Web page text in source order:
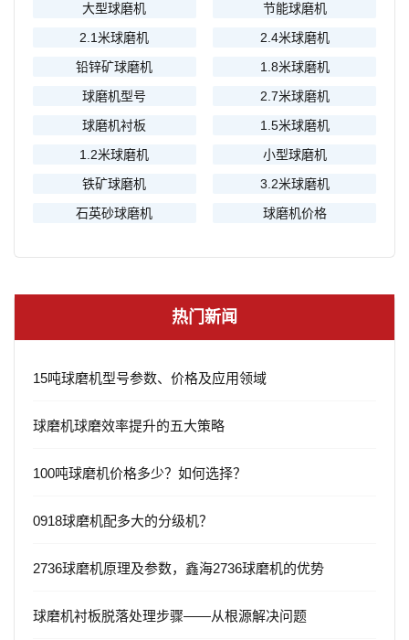
大型球磨机
节能球磨机
2.1米球磨机
2.4米球磨机
铅锌矿球磨机
1.8米球磨机
球磨机型号
2.7米球磨机
球磨机衬板
1.5米球磨机
1.2米球磨机
小型球磨机
铁矿球磨机
3.2米球磨机
石英砂球磨机
球磨机价格
热门新闻
15吨球磨机型号参数、价格及应用领域
球磨机球磨效率提升的五大策略
100吨球磨机价格多少？如何选择？
0918球磨机配多大的分级机？
2736球磨机原理及参数，鑫海2736球磨机的优势
球磨机衬板脱落处理步骤——从根源解决问题